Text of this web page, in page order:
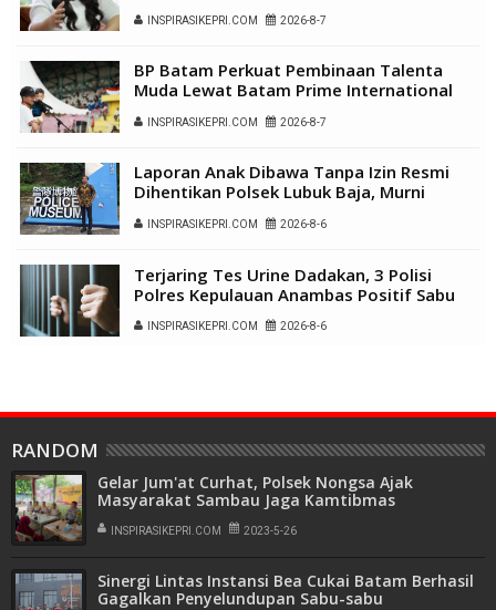
INSPIRASIKEPRI.COM 2026-8-7
BP Batam Perkuat Pembinaan Talenta
Muda Lewat Batam Prime International
INSPIRASIKEPRI.COM 2026-8-7
Laporan Anak Dibawa Tanpa Izin Resmi
Dihentikan Polsek Lubuk Baja, Murni
INSPIRASIKEPRI.COM 2026-8-6
Terjaring Tes Urine Dadakan, 3 Polisi
Polres Kepulauan Anambas Positif Sabu
INSPIRASIKEPRI.COM 2026-8-6
RANDOM
Gelar Jum'at Curhat, Polsek Nongsa Ajak
Masyarakat Sambau Jaga Kamtibmas
INSPIRASIKEPRI.COM 2023-5-26
Sinergi Lintas Instansi Bea Cukai Batam Berhasil
Gagalkan Penyelundupan Sabu-sabu